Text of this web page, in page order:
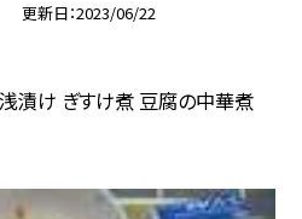
更新日 2023/06/22
浅漬け ぎすけ煮 豆腐の中華煮